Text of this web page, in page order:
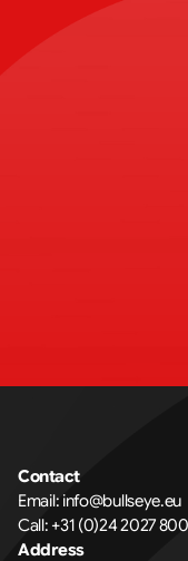
Contact
Email: info@bullseye.eu
Call: +31 (0)24 2027 800
Address